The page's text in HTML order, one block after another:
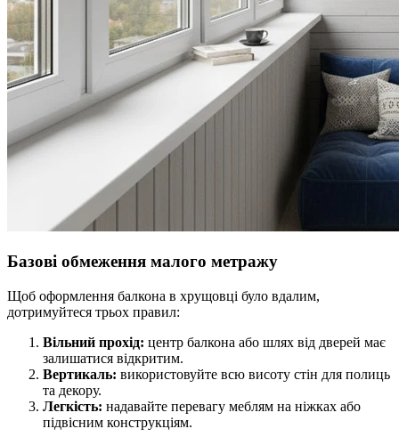
Базові обмеження малого метражу
Щоб оформлення балкона в хрущовці було вдалим,
дотримуйтеся трьох правил:
Вільний прохід: центр балкона або шлях від дверей має
залишатися відкритим.
Вертикаль: використовуйте всю висоту стін для полиць
та декору.
Легкість: надавайте перевагу меблям на ніжках або
підвісним конструкціям.